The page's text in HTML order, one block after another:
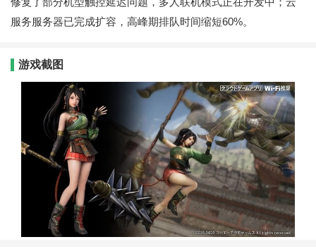
服务服务器已完成扩容，高峰期排队时间缩短60%。
游戏截图